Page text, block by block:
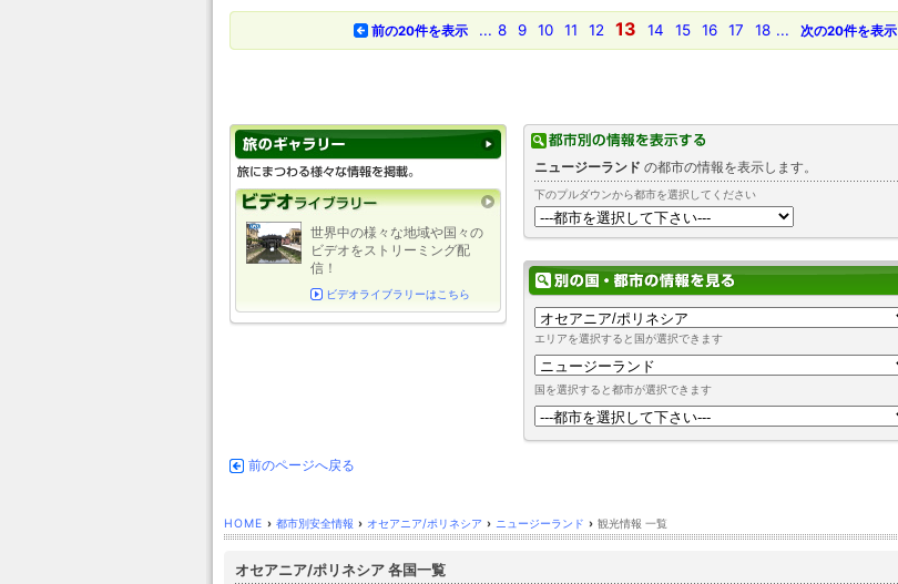
前の20件を表示 ... 8 9 10 11 12 13 14 15 16 17 18 ... 次の20件を表示
ニュージーランド の都市の情報を表示します。
下のプルダウンから都市を選択してください
エリアを選択すると国が選択できます
国を選択すると都市が選択できます
世界中の様々な地域や国々の
ビデオをストリーミング配
信！
ビデオライブラリーはこちら
前のページへ戻る
HOME › 都市別安全情報 › オセアニア/ポリネシア › ニュージーランド › 観光情報 一覧
オセアニア/ポリネシア 各国一覧